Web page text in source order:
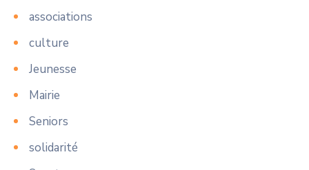
associations
culture
Jeunesse
Mairie
Seniors
solidarité